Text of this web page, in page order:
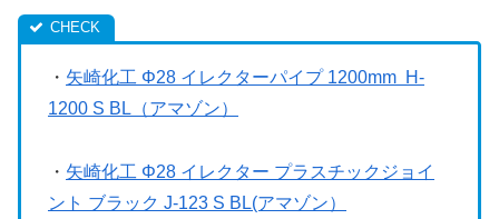
・ 矢崎化工 Φ28 イレクターパイプ 1200mm H-
1200 S BL（アマゾン）
・ 矢崎化工 Φ28 イレクター プラスチックジョイ
ント ブラック J-123 S BL(アマゾン）